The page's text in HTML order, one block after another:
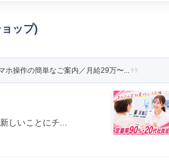
ップ)
ホ操作の簡単なご案内／月給29万〜...
しいことにチ...